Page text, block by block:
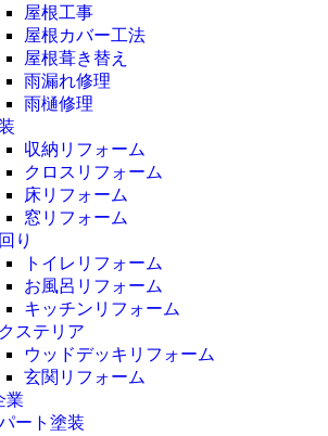
屋根工事
屋根カバー工法
屋根葺き替え
雨漏れ修理
雨樋修理
収納リフォーム
クロスリフォーム
床リフォーム
窓リフォーム
り
トイレリフォーム
お風呂リフォーム
キッチンリフォーム
ステリア
ウッドデッキリフォーム
玄関リフォーム
業
ート塗装